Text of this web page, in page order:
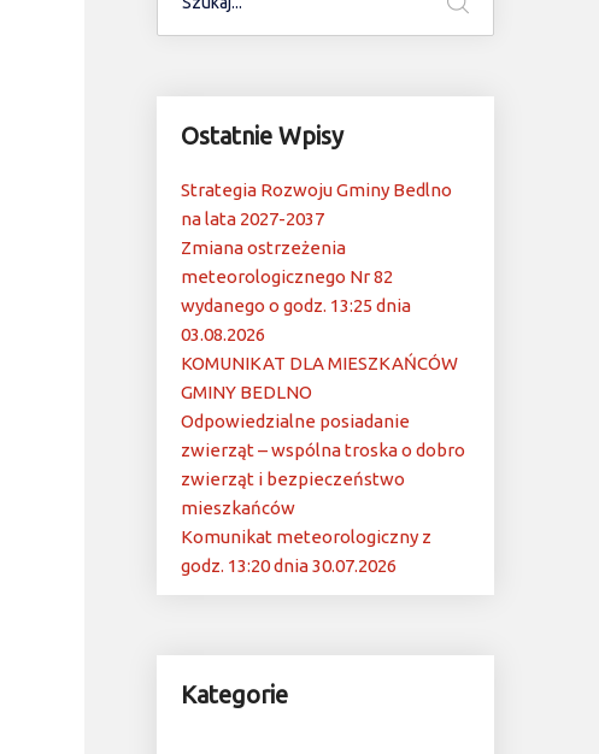
Ostatnie Wpisy
Strategia Rozwoju Gminy Bedlno
na lata 2027-2037
Zmiana ostrzeżenia
meteorologicznego Nr 82
wydanego o godz. 13:25 dnia
03.08.2026
KOMUNIKAT DLA MIESZKAŃCÓW
GMINY BEDLNO
Odpowiedzialne posiadanie
zwierząt – wspólna troska o dobro
zwierząt i bezpieczeństwo
mieszkańców
Komunikat meteorologiczny z
godz. 13:20 dnia 30.07.2026
Kategorie